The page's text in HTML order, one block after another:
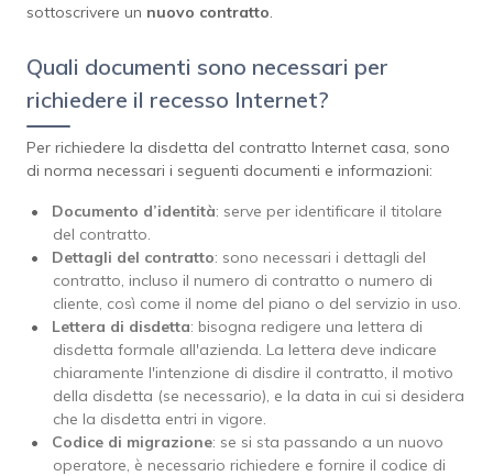
sottoscrivere un nuovo contratto.
Quali documenti sono necessari per
richiedere il recesso Internet?
Per richiedere la disdetta del contratto Internet casa, sono
di norma necessari i seguenti documenti e informazioni:
Documento d’identità: serve per identificare il titolare
del contratto.
Dettagli del contratto: sono necessari i dettagli del
contratto, incluso il numero di contratto o numero di
cliente, così come il nome del piano o del servizio in uso.
Lettera di disdetta: bisogna redigere una lettera di
disdetta formale all'azienda. La lettera deve indicare
chiaramente l'intenzione di disdire il contratto, il motivo
della disdetta (se necessario), e la data in cui si desidera
che la disdetta entri in vigore.
Codice di migrazione: se si sta passando a un nuovo
operatore, è necessario richiedere e fornire il codice di